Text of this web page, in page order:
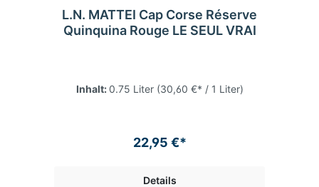
L.N. MATTEI Cap Corse Réserve
Quinquina Rouge LE SEUL VRAI
Inhalt: 0.75 Liter (30,60 €* / 1 Liter)
22,95 €*
Details